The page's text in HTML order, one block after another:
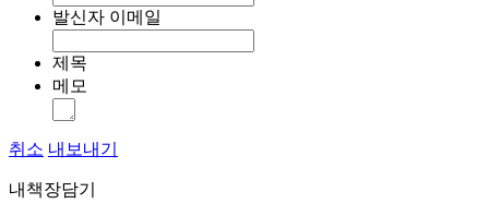
발신자 이메일
제목
메모
취소 내보내기
내책장담기